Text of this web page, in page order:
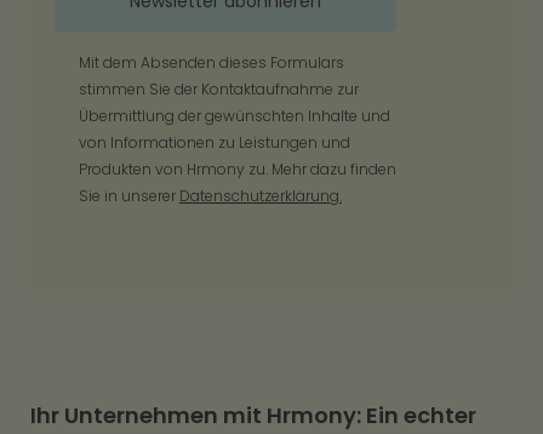
Mit dem Absenden dieses Formulars
stimmen Sie der Kontaktaufnahme zur
Übermittlung der gewünschten Inhalte und
von Informationen zu Leistungen und
Produkten von Hrmony zu. Mehr dazu finden
Sie in unserer Datenschutzerklärung.
Ihr Unternehmen mit Hrmony: Ein echter